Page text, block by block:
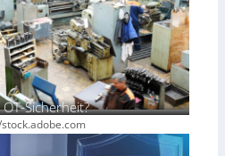
Sicherheit?